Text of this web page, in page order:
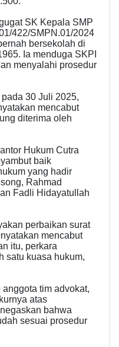
SK Kepala SMP
422/SMPN.01/2024
bersekolah di
Ia menduga SKPI
menyalahi prosedur
30 Juli 2025,
mencabut
diterima oleh
Hukum Cutra
baik
yang hadir
Rahmad
Fadli Hidayatullah
perbaikan surat
mencabut
itu, perkara
satu kuasa hukum,
tim advokat,
atas
bahwa
sesuai prosedur